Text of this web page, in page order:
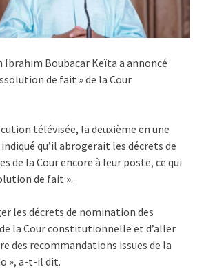
Ibrahim Boubacar Keïta a annoncé
de fait » de la Cour
télévisée, la deuxième en une
qu’il abrogerait les décrets de
de la Cour encore à leur poste, ce qui
de fait ».
les décrets de nomination des
la Cour constitutionnelle et d’aller
des recommandations issues de la
», a-t-il dit.